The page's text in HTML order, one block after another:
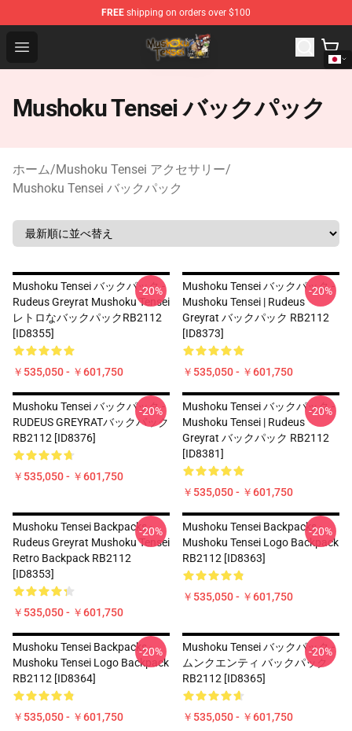
FREE shipping on orders over $100
Open menu
Mushoku Tensei Store - Official Mushoku Tensei
Mushoku Tensei バックパック
ホーム/Mushoku Tensei アクセサリー/
Mushoku Tensei バックパック
Mushoku Tensei バックパック -
Rudeus Greyrat Mushoku Tensei
レトロなバックパックRB2112
[ID8355]
￥535,050 - ￥601,750
-20%
Mushoku Tensei バックパック -
Mushoku Tensei | Rudeus
Greyrat バックパック RB2112
[ID8373]
￥535,050 - ￥601,750
-20%
Mushoku Tensei バックパック -
RUDEUS GREYRATバックパック
RB2112 [ID8376]
￥535,050 - ￥601,750
-20%
Mushoku Tensei バックパック -
Mushoku Tensei | Rudeus
Greyrat バックパック RB2112
[ID8381]
￥535,050 - ￥601,750
-20%
Mushoku Tensei Backpacks -
Rudeus Greyrat Mushoku Tensei
Retro Backpack RB2112
[ID8353]
￥535,050 - ￥601,750
-20%
Mushoku Tensei Backpacks -
Mushoku Tensei Logo Backpack
RB2112 [ID8363]
￥535,050 - ￥601,750
-20%
Mushoku Tensei Backpacks -
Mushoku Tensei Logo Backpack
RB2112 [ID8364]
￥535,050 - ￥601,750
-20%
Mushoku Tensei バックパック -
ムンクエンティ バックパック
RB2112 [ID8365]
￥535,050 - ￥601,750
-20%